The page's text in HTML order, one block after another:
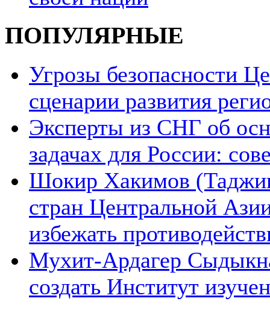
ПОПУЛЯРНЫЕ
Угрозы безопасности
сценарии развития
Эксперты из СНГ об
задачах для России:
Шокир Хакимов
стран Центральной
избежать
Мухит-Ардагер
создать Институт